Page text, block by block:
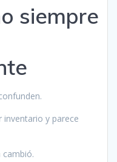
siempre
inventario y parece
cambió.